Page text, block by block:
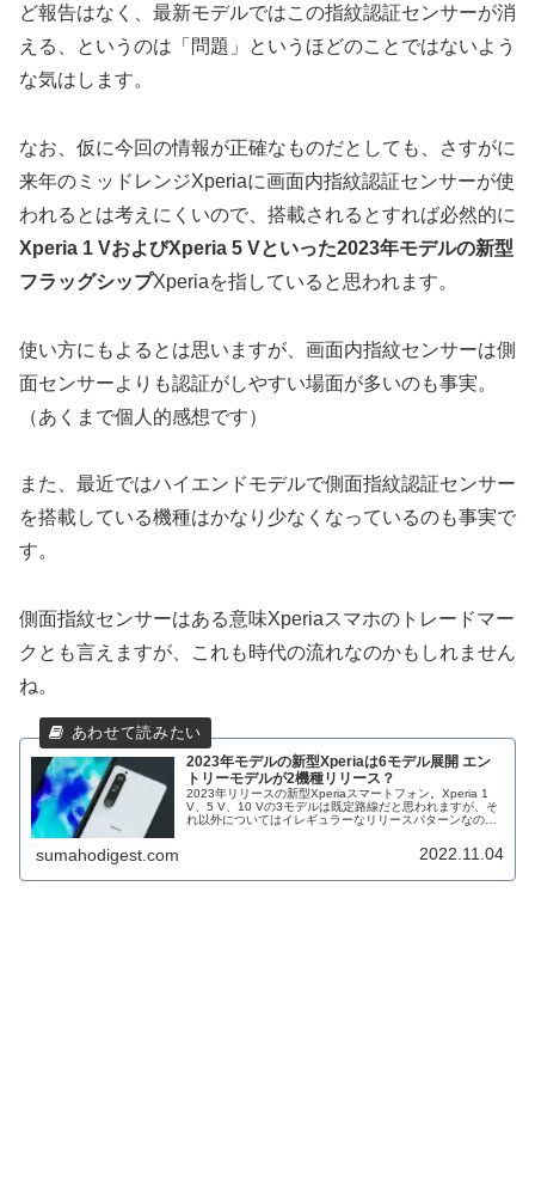
ど報告はなく、最新モデルではこの指紋認証センサーが消
える、というのは「問題」というほどのことではないよう
な気はします。
なお、仮に今回の情報が正確なものだとしても、さすがに
来年のミッドレンジXperiaに画面内指紋認証センサーが使
われるとは考えにくいので、搭載されるとすれば必然的に
Xperia 1 VおよびXperia 5 Vといった2023年モデルの新型
フラッグシップXperiaを指していると思われます。
使い方にもよるとは思いますが、画面内指紋センサーは側
面センサーよりも認証がしやすい場面が多いのも事実。
（あくまで個人的感想です）
また、最近ではハイエンドモデルで側面指紋認証センサー
を搭載している機種はかなり少なくなっているのも事実で
す。
側面指紋センサーはある意味Xperiaスマホのトレードマー
クとも言えますが、これも時代の流れなのかもしれません
ね。
2023年モデルの新型Xperiaは6モデル展開 エン
トリーモデルが2機種リリース？
2023年リリースの新型Xperiaスマートフォン。Xperia 1
V、5 V、10 Vの3モデルは既定路線だと思われますが、そ
れ以外についてはイレギュラーなリリースパターンなの
sumahodigest.com 2022.11.04